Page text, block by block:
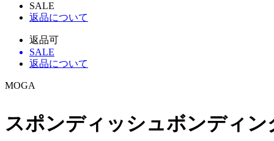
SALE
返品について
返品可
SALE
返品について
MOGA
スポンディッシュボンディ